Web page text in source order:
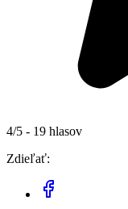
4/5 - 19 hlasov
Zdieľať: